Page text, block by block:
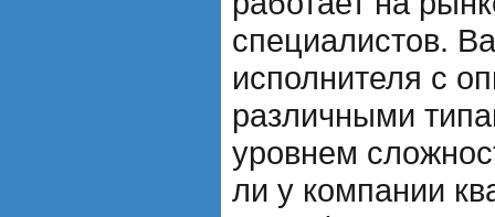
специалистов.
исполнителя с
различными
уровнем
ли у компании